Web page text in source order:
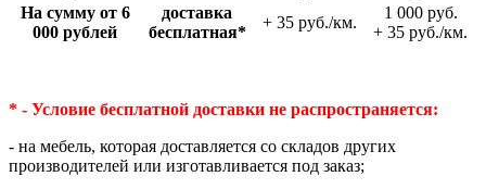
На сумму от 6
000 рублей
доставка
беспла­тная*
+ 35 руб./км.
1 000 руб.
+ 35 руб./км.
* - Условие бесплатной доставки не распространяется:
- на мебель, которая доставляется со складов других
производителей или изготавливается под заказ;